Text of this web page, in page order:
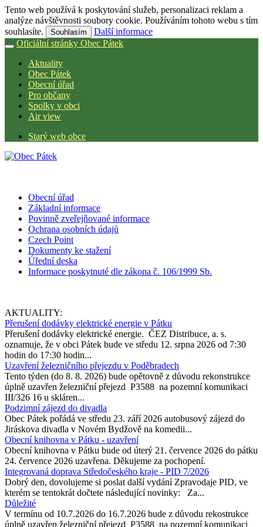
Tento web používá k poskytování služeb, personalizaci reklam a
analýze návštěvnosti soubory cookie. Používáním tohoto webu s tím
souhlasíte.
Souhlasím
Další informace
Oficiální stránky Obec Pátek
Aktuality
Obec Pátek
Obecní úřad
Pro občany
Spolky v obci
Air view
Starý web obce
Obecní úřad
Základní informace
Povinně zveřejňované informace
Ochrana osobních údajů
Czech Point
Dokumenty ke stažení
Úřední deska
Informace poskytnuté dle zákona č. 106/1999 Sb.
AKTUALITY:
Přerušení dodávky elektrické energie v Pátku
Přerušení dodávky elektrické energie. ČEZ Distribuce, a. s.
oznamuje, že v obci Pátek bude ve středu 12. srpna 2026 od 7:30
hodin do 17:30 hodin...
Uzavření železničního přejezdu v Poděbradech
Tento týden (do 8. 8. 2026) bude opětovně z důvodu rekonstrukce
úplně uzavřen železniční přejezd P3588 na pozemní komunikaci
III/326 16 u skláren...
Podzimní zájezd do divadla
Obec Pátek pořádá ve středu 23. září 2026 autobusový zájezd do
Jiráskova divadla v Novém Bydžově na komedii...
Obecní knihovna v Pátku - uzavření
Obecní knihovna v Pátku bude od úterý 21. července 2026 do pátku
24. července 2026 uzavřena. Děkujeme za pochopení.
Integrovaná doprava Středočeského kraje - PID 7/2026
Dobrý den, dovolujeme si poslat další vydání Zpravodaje PID, ve
kterém se tentokrát dočtete následující novinky: Za...
Důležité
V termínu od 10.7.2026 do 16.7.2026 bude z důvodu rekostrukce
úplně uzavřen železniční přejezd P3588 na pozemní komunikaci